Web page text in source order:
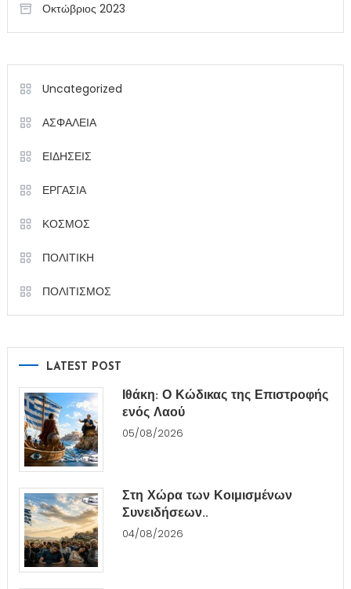
Οκτώβριος 2023
Uncategorized
ΑΣΦΑΛΕΙΑ
ΕΙΔΗΣΕΙΣ
ΕΡΓΑΣΙΑ
ΚΟΣΜΟΣ
ΠΟΛΙΤΙΚΗ
ΠΟΛΙΤΙΣΜΟΣ
LATEST POST
Ιθάκη: Ο Κώδικας της Επιστροφής
ενός Λαού
05/08/2026
Στη Χώρα των Κοιμισμένων
Συνειδήσεων..
04/08/2026